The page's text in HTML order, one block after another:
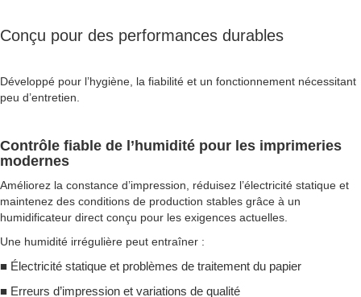
Conçu pour des performances durables
Développé pour l’hygiène, la fiabilité et un fonctionnement nécessitant
peu d’entretien.
Contrôle fiable de l’humidité pour les imprimeries
modernes
Améliorez la constance d’impression, réduisez l’électricité statique et
maintenez des conditions de production stables grâce à un
humidificateur direct conçu pour les exigences actuelles.
Une humidité irrégulière peut entraîner :
■ Électricité statique et problèmes de traitement du papier
■ Erreurs d’impression et variations de qualité